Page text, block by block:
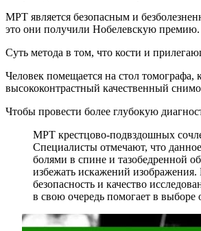
МРТ является безопасным и
это они получили Нобелевскую премию.
Суть метода в том, что кости и
Человек помещается на стол
высококонтрастный качественный
Чтобы провести более глубокую
МРТ крестцово-подвздошных
Специалисты отмечают, что
болями в спине и тазобедренной
избежать искажений
безопасность и качество
в свою очередь помогает в выборе